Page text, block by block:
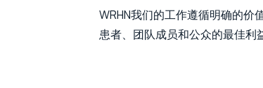
WRHN我们的工作遵循明确的
患者、团队成员和公众的最佳利